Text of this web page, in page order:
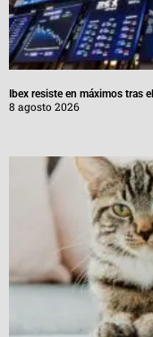
Ibex resiste en máximos tras
8 agosto 2026